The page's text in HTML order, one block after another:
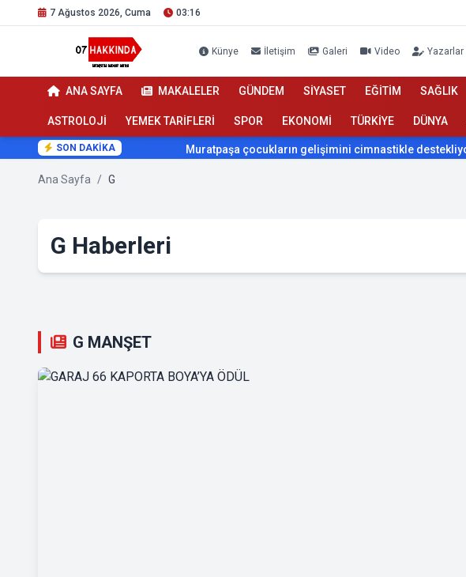
7 Ağustos 2026, Cuma 03:16
Künye İletişim Galeri Video Yazarlar
ANA SAYFA MAKALELER GÜNDEM SİYASET EĞİTİM SAĞLIK
ASTROLOJİ YEMEK TARİFLERİ SPOR EKONOMİ TÜRKİYE DÜNYA
SON DAKİKA Muratpaşa çocukların gelişimini cimnastikle destekliyor
Ana Sayfa / G
G Haberleri
G MANŞET